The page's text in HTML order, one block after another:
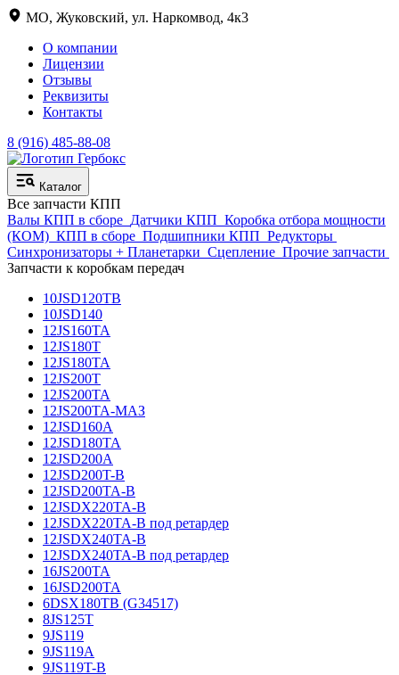
МО, Жуковский, ул. Наркомвод, 4к3
О компании
Лицензии
Отзывы
Реквизиты
Контакты
8 (916) 485-88-08
Каталог
Все запчасти КПП
Валы КПП в сборе Датчики КПП Коробка отбора мощности
(КОМ) КПП в сборе Подшипники КПП Редукторы
Синхронизаторы + Планетарки Сцепление Прочие запчасти
Запчасти к коробкам передач
10JSD120TB
10JSD140
12JS160TA
12JS180T
12JS180TA
12JS200T
12JS200TA
12JS200TA-МАЗ
12JSD160A
12JSD180TA
12JSD200A
12JSD200T-B
12JSD200TA-B
12JSDX220TA-B
12JSDX220TA-B под ретардер
12JSDX240TA-B
12JSDX240TA-B под ретардер
16JS200TA
16JSD200TA
6DSX180TB (G34517)
8JS125T
9JS119
9JS119A
9JS119T-B